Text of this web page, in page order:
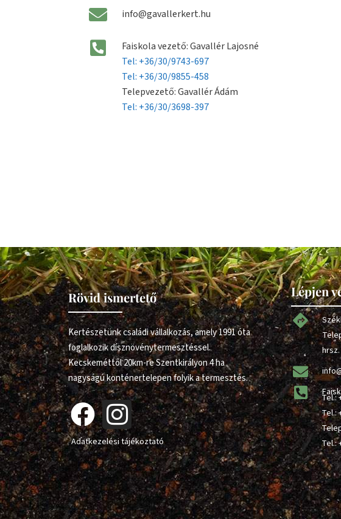
info@gavallerkert.hu
Faiskola vezető: Gavallér Lajosné
Tel: +36/30/9743-697
Tel: +36/30/9855-458
Telepvezető: Gavallér Ádám
Tel: +36/30/3698-397
Rövid ismertető
Kertészetünk családi vállalkozás, amely 1991 óta
foglalkozik dísznövénytermesztéssel.
Kecskeméttől 20km-re Szentkirályon 4 ha
nagyságú konténertelepen folyik a termesztés.
Adatkezelési tájékoztató
Lépjen
hrsz.
Tel.:
Tel.:
Tel.: